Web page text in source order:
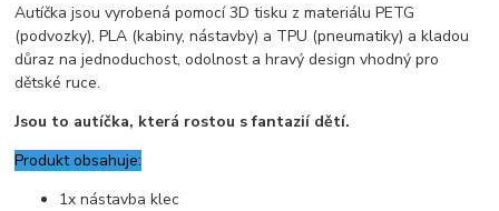
Autíčka jsou vyrobená pomocí 3D tisku z materiálu PETG
(podvozky), PLA (kabiny, nástavby) a TPU (pneumatiky) a kladou
důraz na jednoduchost, odolnost a hravý design vhodný pro
dětské ruce.
Jsou to autíčka, která rostou s fantazií dětí.
Produkt obsahuje:
1x nástavba klec